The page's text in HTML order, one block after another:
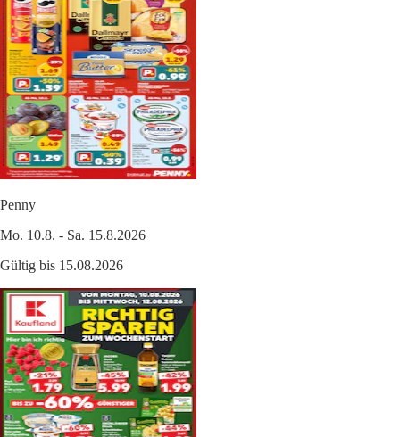
Penny
Mo. 10.8. - Sa. 15.8.2026
Gültig bis 15.08.2026